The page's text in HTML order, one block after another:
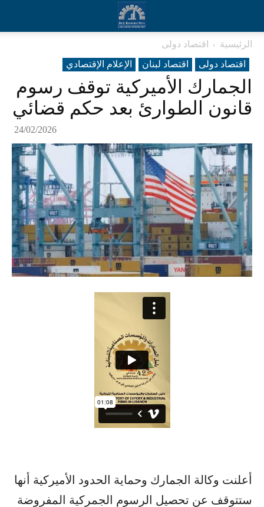
الرئيسية
اقتصاد دولی
اقتصاد دولی
اقتصاد لبنان الإعلام الإقتصادي
الجمارك الأميركية توقف رسوم
قانون الطوارئ بعد حكم قضائي
24/02/2026
أعلنت وكالة الجمارك وحماية الحدود الأميركية أنها
ستتوقف عن تحصيل الرسوم الجمركية المفروضة